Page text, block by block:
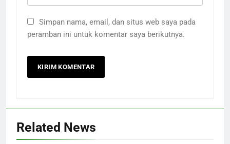
Simpan nama, email, dan situs web saya pada
peramban ini untuk komentar saya berikutnya.
Related News